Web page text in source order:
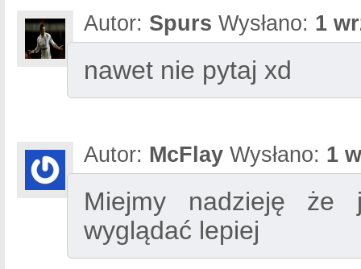
Autor: Spurs Wysłano: 1
nawet nie pytaj xd
Autor: McFlay Wysłano: 1
Miejmy nadzieję że
wyglądać lepiej